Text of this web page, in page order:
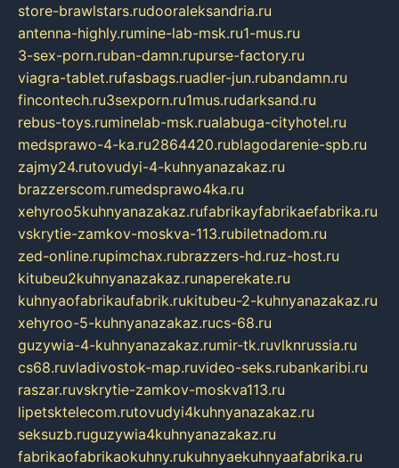
store-brawlstars.rudooraleksandria.ru
antenna-highly.rumine-lab-msk.ru1-mus.ru
3-sex-porn.ruban-damn.rupurse-factory.ru
viagra-tablet.rufasbags.ruadler-jun.rubandamn.ru
fincontech.ru3sexporn.ru1mus.rudarksand.ru
rebus-toys.ruminelab-msk.rualabuga-cityhotel.ru
medsprawo-4-ka.ru2864420.rublagodarenie-spb.ru
zajmy24.rutovudyi-4-kuhnyanazakaz.ru
brazzerscom.rumedsprawo4ka.ru
xehyroo5kuhnyanazakaz.rufabrikayfabrikaefabrika.ru
vskrytie-zamkov-moskva-113.rubiletnadom.ru
zed-online.rupimchax.rubrazzers-hd.ruz-host.ru
kitubeu2kuhnyanazakaz.runaperekate.ru
kuhnyaofabrikaufabrik.rukitubeu-2-kuhnyanazakaz.ru
xehyroo-5-kuhnyanazakaz.rucs-68.ru
guzywia-4-kuhnyanazakaz.rumir-tk.ruvlknrussia.ru
cs68.ruvladivostok-map.ruvideo-seks.rubankaribi.ru
raszar.ruvskrytie-zamkov-moskva113.ru
lipetsktelecom.rutovudyi4kuhnyanazakaz.ru
seksuzb.ruguzywia4kuhnyanazakaz.ru
fabrikaofabrikaokuhny.rukuhnyaekuhnyaafabrika.ru